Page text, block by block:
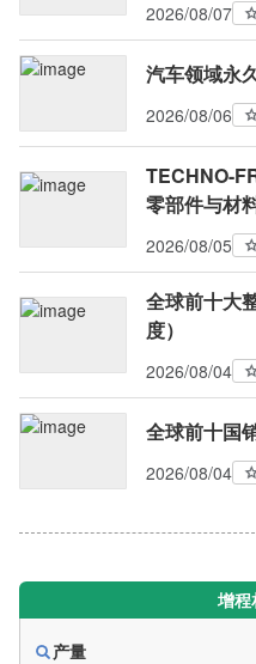
2026/08/07
汽车领域永
2026/08/06
TECHNO-
零部件与材
2026/08/05
全球前十大
度）
2026/08/04
全球前十国
2026/08/04
增程
产量